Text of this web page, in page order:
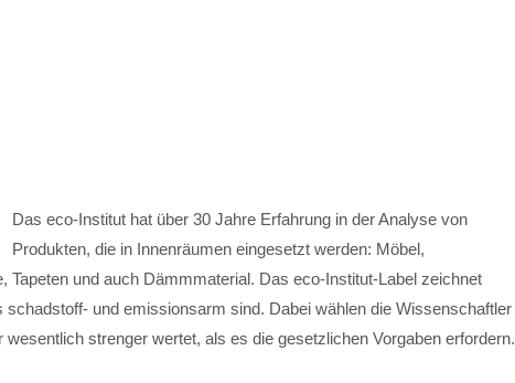
Das eco-Institut hat über 30 Jahre Erfahrung in der Analyse von
Produkten, die in Innenräumen eingesetzt werden: Möbel,
Tapeten und auch Dämmmaterial. Das eco-Institut-Label zeichnet
schadstoff- und emissionsarm sind. Dabei wählen die Wissenschaftler
strenger wertet, als es die gesetzlichen Vorgaben erfordern.